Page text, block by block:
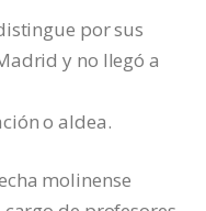
por sus
y no llegó a
o aldea.
molinense